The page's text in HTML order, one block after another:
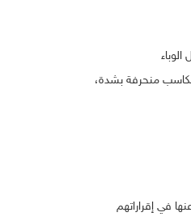
ولا تزال المكاسب منحرفة بشدة،
في إقراراتهم